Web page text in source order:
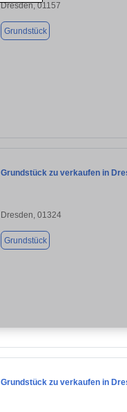
Dresden, 01157
Grundstück
Grundstück zu verkaufen in
Dresden, 01324
Grundstück
Grundstück zu verkaufen in